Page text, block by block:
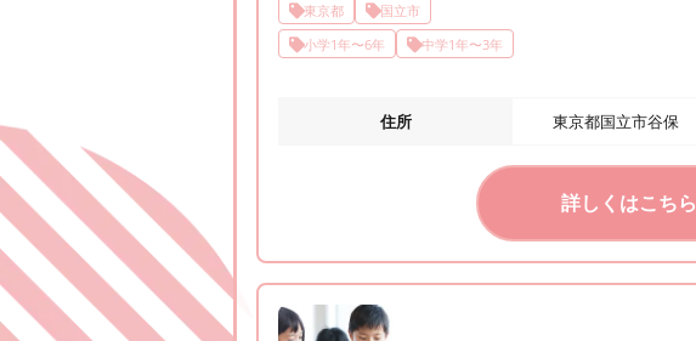
東京都
国立市
小学1年〜6年
中学1年〜3年
住所 東京都国立市谷保
詳しくはこちら